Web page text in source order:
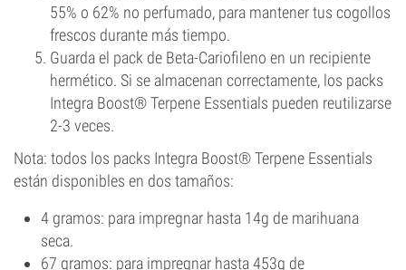
55% o 62% no perfumado, para mantener tus cogollos
frescos durante más tiempo.
Guarda el pack de Beta-Cariofileno en un recipiente
hermético. Si se almacenan correctamente, los packs
Integra Boost® Terpene Essentials pueden reutilizarse
2-3 veces.
Nota: todos los packs Integra Boost® Terpene Essentials
están disponibles en dos tamaños:
4 gramos: para impregnar hasta 14g de marihuana
seca.
67 gramos: para impregnar hasta 453g de